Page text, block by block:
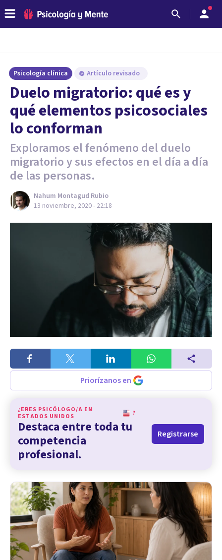
Psicología clínica Artículo revisado
Duelo migratorio: qué es y
qué elementos psicosociales
lo conforman
Exploramos el fenómeno del duelo
migratorio y sus efectos en el día a día
de las personas.
Nahum Montagud Rubio
13 noviembre, 2020 - 22:18
Priorízanos en
¿ERES PSICÓLOGO/A EN
ESTADOS UNIDOS
?
Destaca entre toda tu
competencia
profesional.
Registrarse